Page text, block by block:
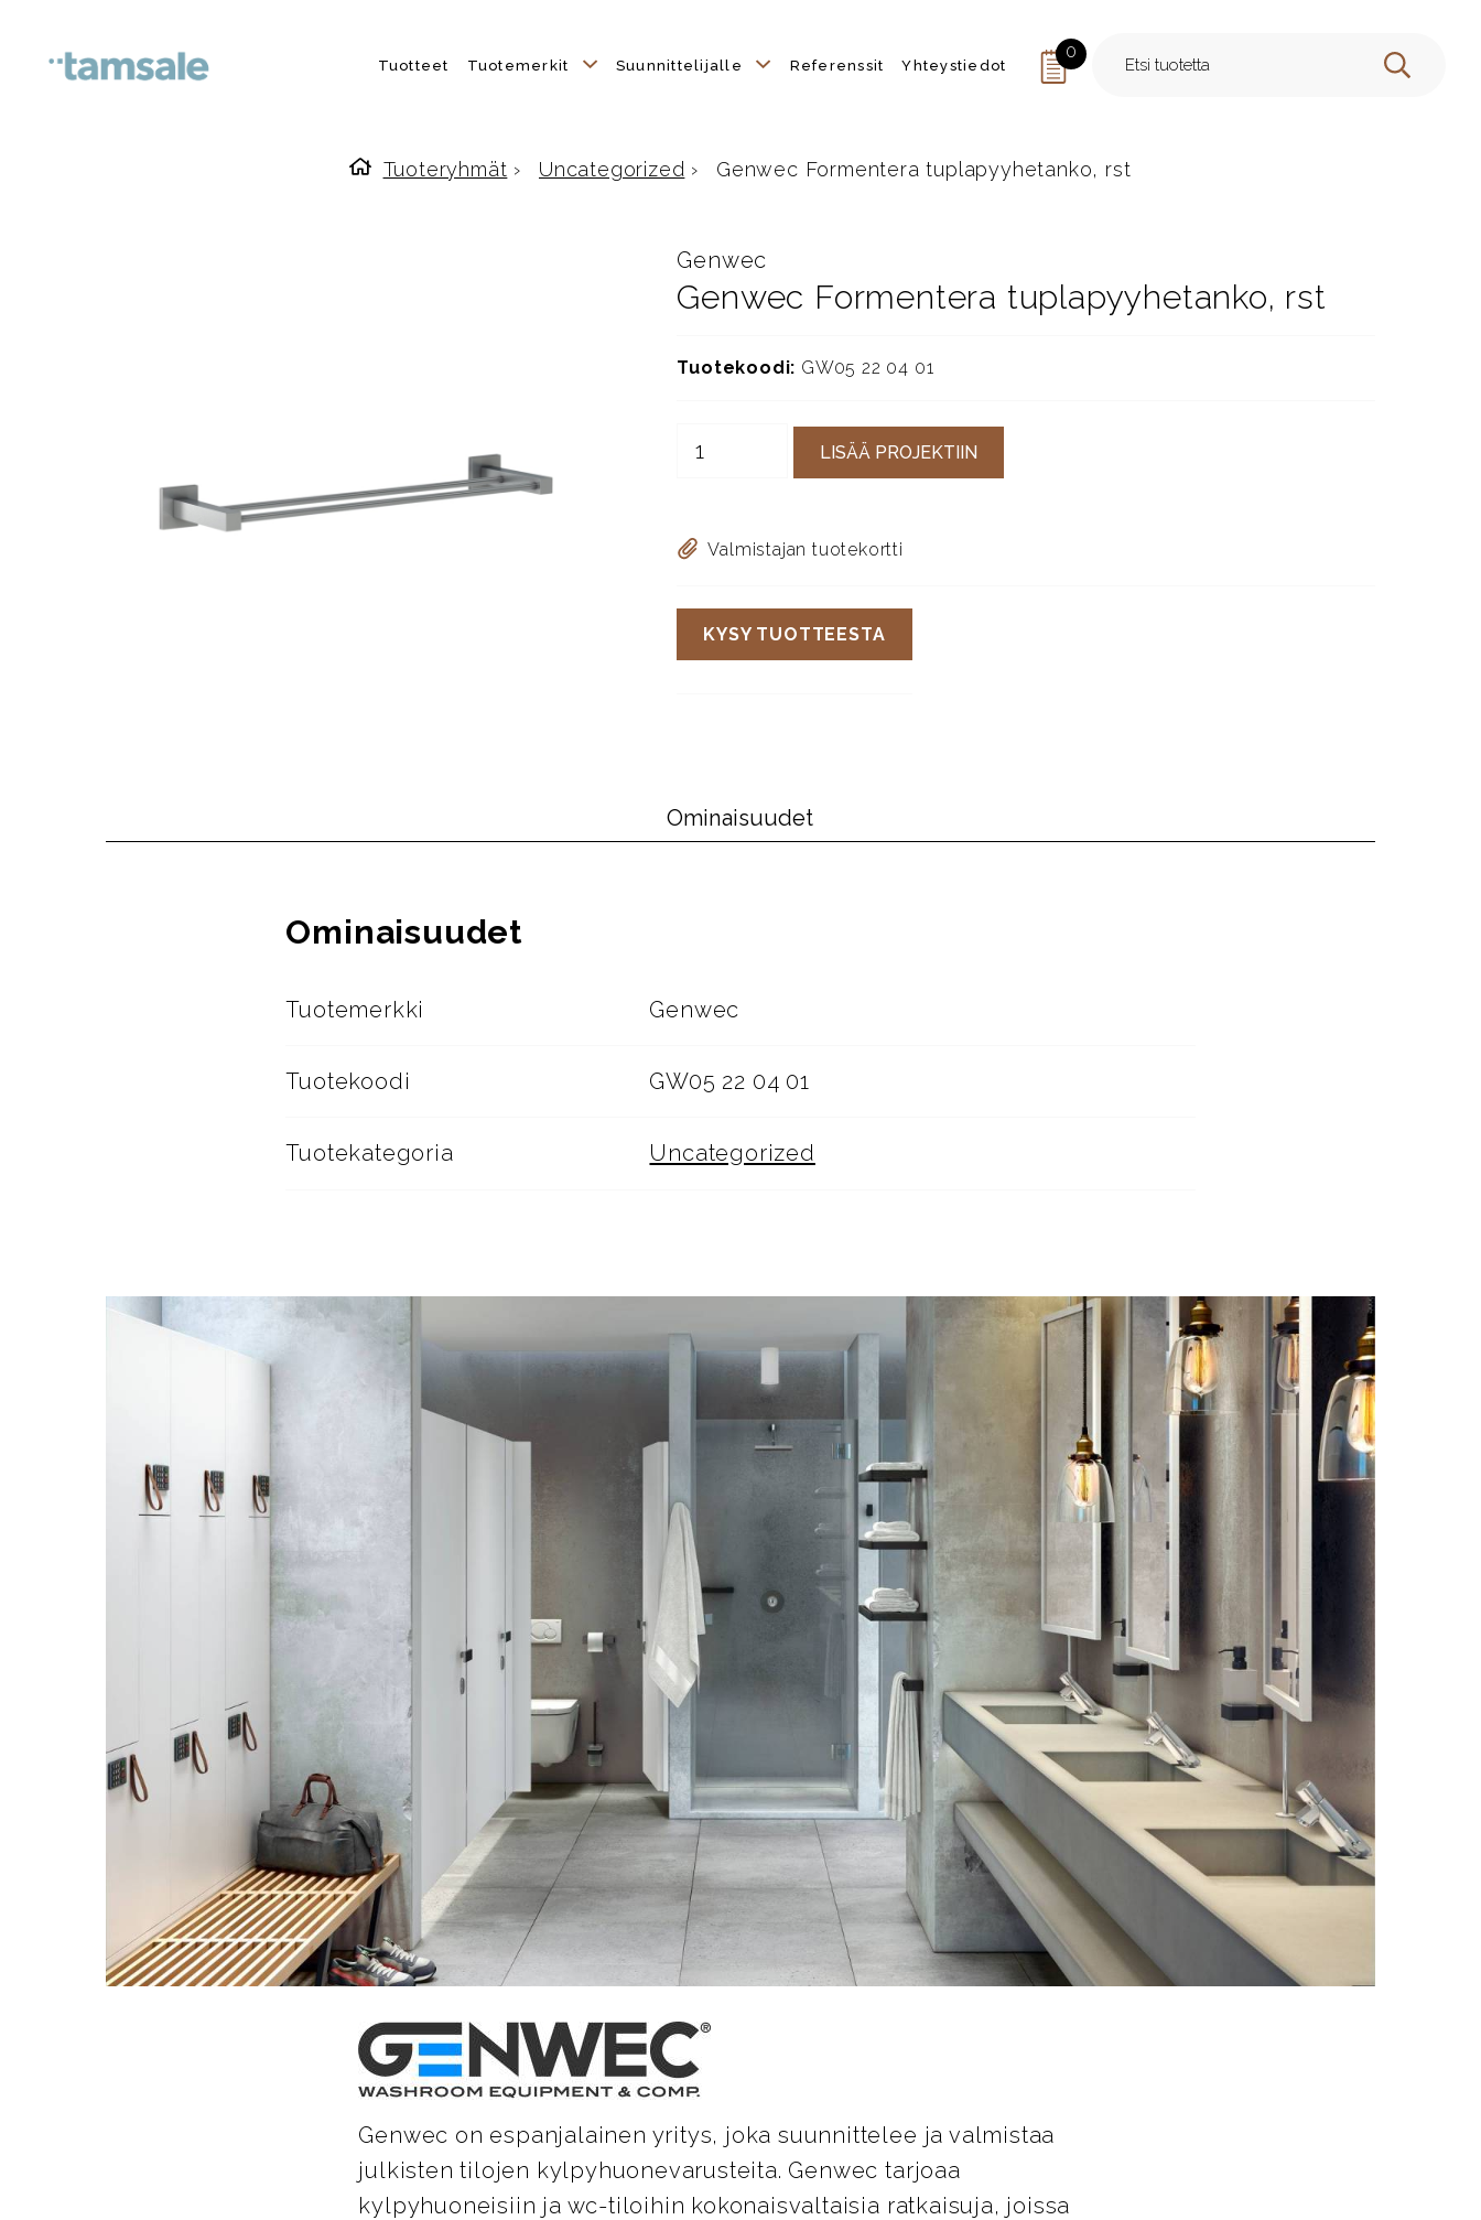
Tuotteet Tuotemerkit Suunnittelijalle Referenssit Yhteystiedot
0
HAE
Etusivulle
Tuoteryhmät › Uncategorized › Genwec Formentera tuplapyyhetanko, rst
Genwec
Genwec Formentera tuplapyyhetanko, rst
Tuotekoodi: GW05 22 04 01
LISÄÄ PROJEKTIIN
Valmistajan tuotekortti
KYSY TUOTTEESTA
Ominaisuudet
Ominaisuudet
Tuotemerkki Genwec
Tuotekoodi GW05 22 04 01
Tuotekategoria Uncategorized
Genwec on espanjalainen yritys, joka suunnittelee ja valmistaa
julkisten tilojen kylpyhuonevarusteita. Genwec tarjoaa
kylpyhuoneisiin ja wc-tiloihin kokonaisvaltaisia ratkaisuja, joissa